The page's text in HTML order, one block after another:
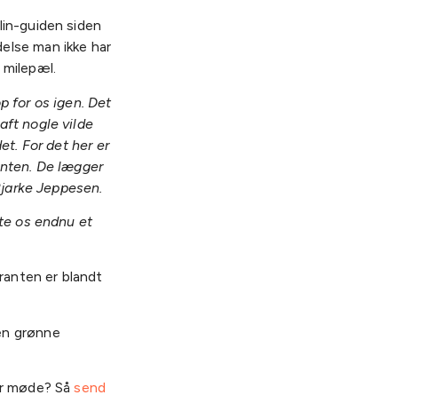
guiden siden
man ikke har
milepæl.
for os igen. Det
nogle vilde
For det her er
De lægger
Jeppesen.
os endnu et
er blandt
grønne
møde? Såsend